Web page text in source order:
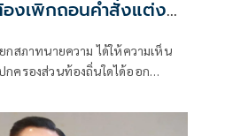
องเพิกถอนคำสั่งแต่ง
กสภาทนายความ ได้ให้ความเห็น
กครองส่วนท้องถิ่นใดได้ออก